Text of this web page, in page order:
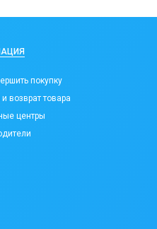
покупку
возврат товара
центры